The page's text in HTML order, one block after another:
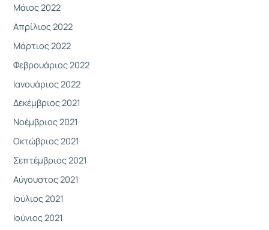
Μάιος 2022
Απρίλιος 2022
Μάρτιος 2022
Φεβρουάριος 2022
Ιανουάριος 2022
Δεκέμβριος 2021
Νοέμβριος 2021
Οκτώβριος 2021
Σεπτέμβριος 2021
Αύγουστος 2021
Ιούλιος 2021
Ιούνιος 2021